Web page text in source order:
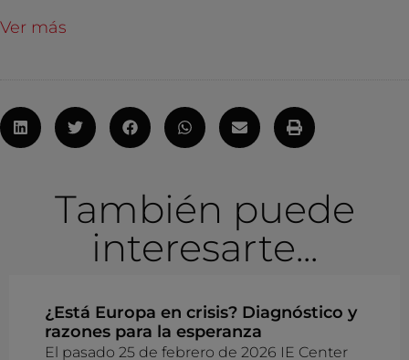
Ver más
También puede
interesarte...
¿Está Europa en crisis? Diagnóstico y
razones para la esperanza
El pasado 25 de febrero de 2026 IE Center